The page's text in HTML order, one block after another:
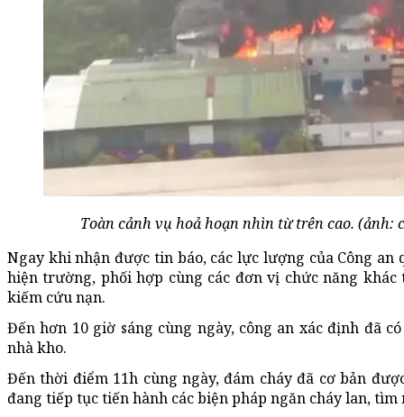
Toàn cảnh vụ hoả hoạn nhìn từ trên cao. (ảnh:
Ngay khi nhận được tin báo, các lực lượng của Công
hiện trường, phối hợp cùng các đơn vị chức năng
kiếm cứu nạn.
Đến hơn 10 giờ sáng cùng ngày, công an xác định đã
nhà kho.
Đến thời điểm 11h cùng ngày, đám cháy đã cơ bản
đang tiếp tục tiến hành các biện pháp ngăn cháy lan,